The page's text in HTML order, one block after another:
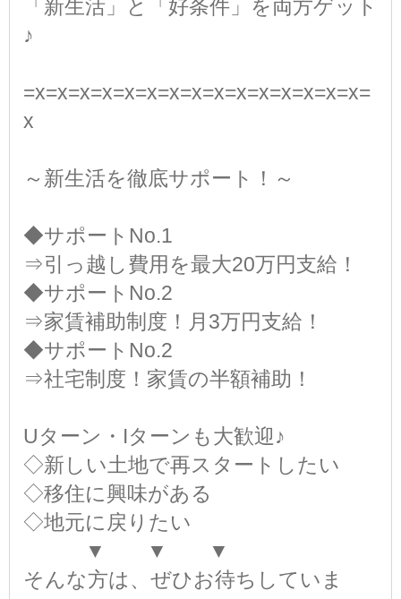
「新生活」と「好条件」を両方ゲット
♪
=x=x=x=x=x=x=x=x=x=x=x=x=x=x=x=
x
～新生活を徹底サポート！～
◆サポートNo.1
⇒引っ越し費用を最大20万円支給！
◆サポートNo.2
⇒家賃補助制度！月3万円支給！
◆サポートNo.2
⇒社宅制度！家賃の半額補助！
Uターン・Iターンも大歓迎♪
◇新しい土地で再スタートしたい
◇移住に興味がある
◇地元に戻りたい
▼ ▼ ▼
そんな方は、ぜひお待ちしていま